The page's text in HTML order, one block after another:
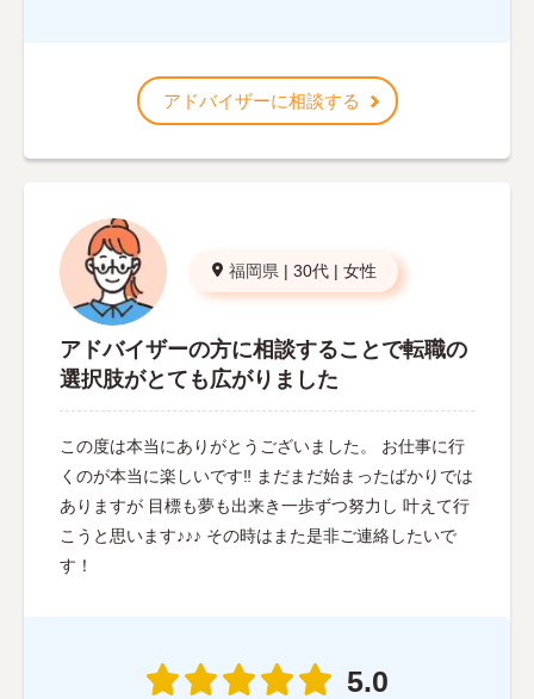
アドバイザーに相談する
福岡県 | 30代 | 女性
アドバイザーの方に相談することで転職の
選択肢がとても広がりました
この度は本当にありがとうございました。 お仕事に行
くのが本当に楽しいです‼︎ まだまだ始まったばかりでは
ありますが 目標も夢も出来き一歩ずつ努力し 叶えて行
こうと思います♪♪♪ その時はまた是非ご連絡したいで
す！
5.0